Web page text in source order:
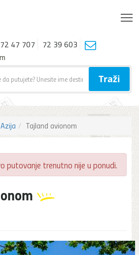
72 47 707
72 39 603
Traži
Azija Tajland avionom
putovanje trenutno nije u ponudi.